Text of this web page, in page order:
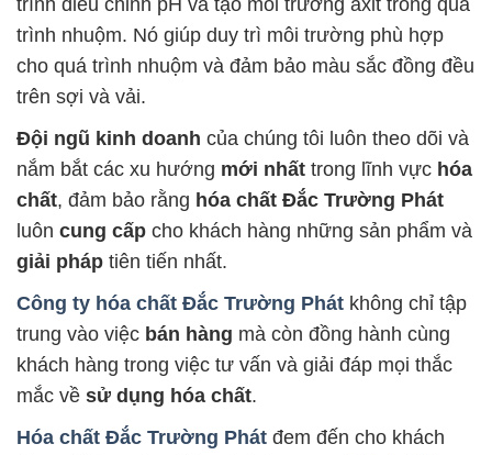
trình nhuộm. Nó giúp duy trì môi trường phù hợp
cho quá trình nhuộm và đảm bảo màu sắc đồng đều
trên sợi và vải.
Đội ngũ kinh doanh của chúng tôi luôn theo dõi và
nắm bắt các xu hướng mới nhất trong lĩnh vực hóa
chất, đảm bảo rằng hóa chất Đắc Trường Phát
luôn cung cấp cho khách hàng những sản phẩm và
giải pháp tiên tiến nhất.
Công ty hóa chất Đắc Trường Phát không chỉ tập
trung vào việc bán hàng mà còn đồng hành cùng
khách hàng trong việc tư vấn và giải đáp mọi thắc
mắc về sử dụng hóa chất.
Hóa chất Đắc Trường Phát đem đến cho khách